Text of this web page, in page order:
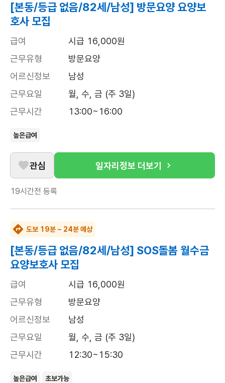
[본동/등급 없음/82세/남성] 방문요양 요양보
호사 모집
급여
시급 16,000원
근무유형
방문요양
어르신정보
남성
근무요일
월, 수, 금 (주 3일)
근무시간
13:00~16:00
높은급여
관심 일자리정보 더보기
19시간전 등록
도보 19분 ~ 24분 예상
[본동/등급 없음/82세/남성] SOS돌봄 월수금
요양보호사 모집
급여
시급 16,000원
근무유형
방문요양
어르신정보
남성
근무요일
월, 수, 금 (주 3일)
근무시간
12:30~15:30
높은급여 초보가능